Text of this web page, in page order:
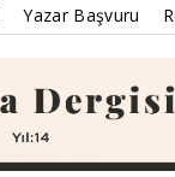
Yazar Başvuru